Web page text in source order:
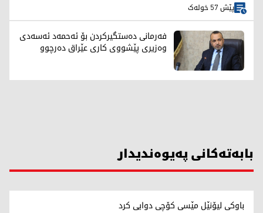
پێش 57 خولەک
فەرمانی دەستگیرکردن بۆ ئەحمەد ئەسەدی
وەزیری پێشووی کاری عێراق دەرچوو
بابەتەکانی پەیوەندیدار
باوکی لیۆنێل مێسی کۆچی دوایی کرد